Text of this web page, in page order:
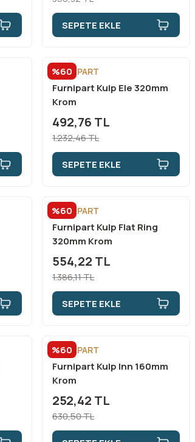
SEPETE EKLE
%60
FURNİPART
Furnipart Kulp Ele 320mm
Krom
492,76 TL
1.232,46 TL
SEPETE EKLE
%60
FURNİPART
Furnipart Kulp Flat Ring
320mm Krom
554,22 TL
1.386,11 TL
SEPETE EKLE
%60
FURNİPART
Furnipart Kulp Inn 160mm
Krom
252,42 TL
630,50 TL